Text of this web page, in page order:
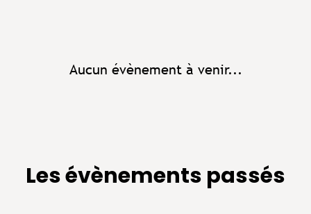
Aucun évènement à venir...
Les évènements passés